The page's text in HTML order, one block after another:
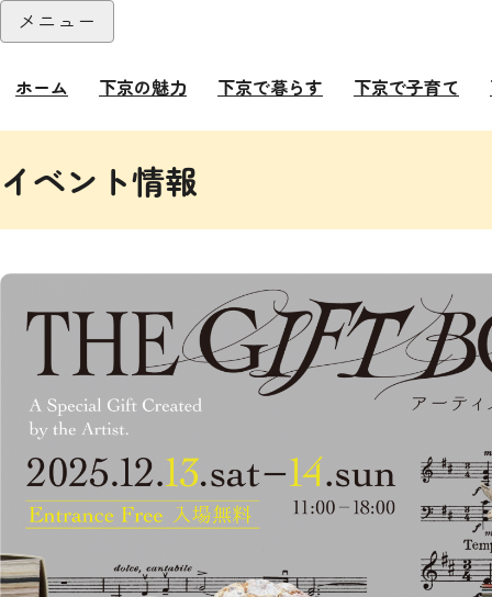
本文へ
メニュー
ホーム 下京の魅力 下京で暮らす 下京で子育て
イベント情報